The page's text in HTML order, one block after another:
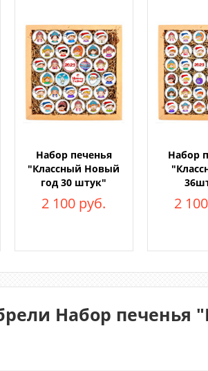
Набор печенья
"Классный Новый
год 30 штук"
2 100 руб.
Набор
2
Набор печенья